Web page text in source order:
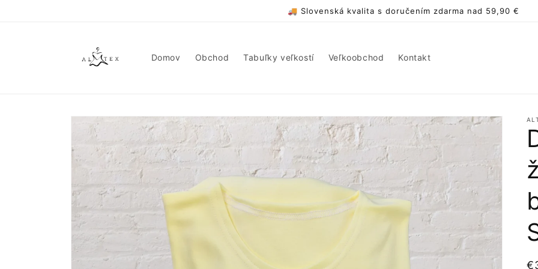
🚚 Slovenská kvalita s doručením zdarma nad 59,90 €
Domov Obchod Tabuľky veľkostí Veľkoobchod Kontakt
informácie
produkte